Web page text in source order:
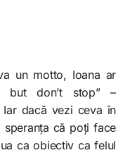
un motto, Ioana ar
but don’t stop” –
dacă vezi ceva în
speranța că poți face
ca obiectiv ca felul